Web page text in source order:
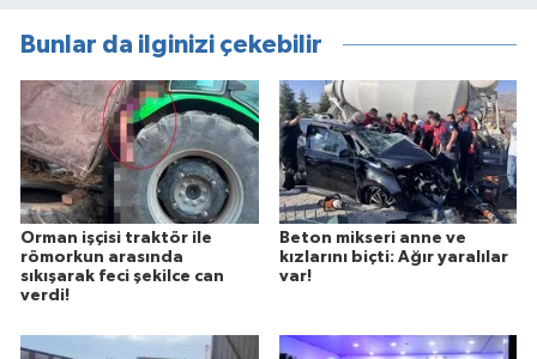
Bunlar da ilginizi çekebilir
Orman işçisi traktör ile
römorkun arasında
sıkışarak feci şekilce can
verdi!
Beton mikseri anne ve
kızlarını biçti: Ağır yaralılar
var!